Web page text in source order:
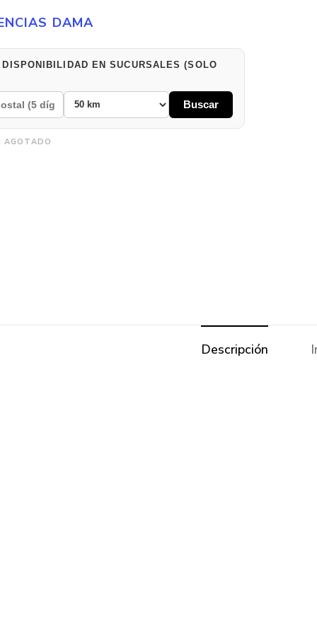
DAMA
EN SUCURSALES (SOLO
Buscar
AGOTADO
Descripción